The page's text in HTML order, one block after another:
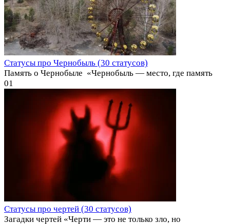
Статусы про Чернобыль (30 статусов)
Память о Чернобыле ️ «Чернобыль — место, где память
01
Статусы про чертей (30 статусов)
Загадки чертей «Черти — это не только зло, но